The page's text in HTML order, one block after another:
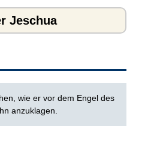
Jeschua
wie er vor dem Engel des
anzuklagen.